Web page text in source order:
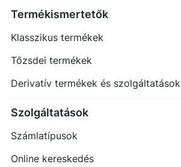
Termékismertetők
Klasszikus termékek
Tőzsdei termékek
Derivatív termékek és szolgáltatások
Szolgáltatások
Számlatípusok
Online kereskedés
További információk kérése